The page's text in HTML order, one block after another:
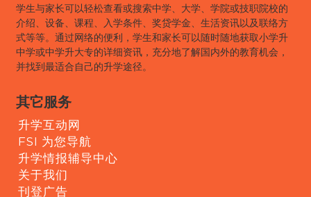
学生与家长可以轻松查看或搜索中学、大学、学院或技职院校的
介绍、设备、课程、入学条件、奖贷学金、生活资讯以及联络方
式等等。通过网络的便利，学生和家长可以随时随地获取小学升
中学或中学升大专的详细资讯，充分地了解国内外的教育机会，
并找到最适合自己的升学途径。
其它服务
升学互动网
FSI 为您导航
升学情报辅导中心
关于我们
刊登广告